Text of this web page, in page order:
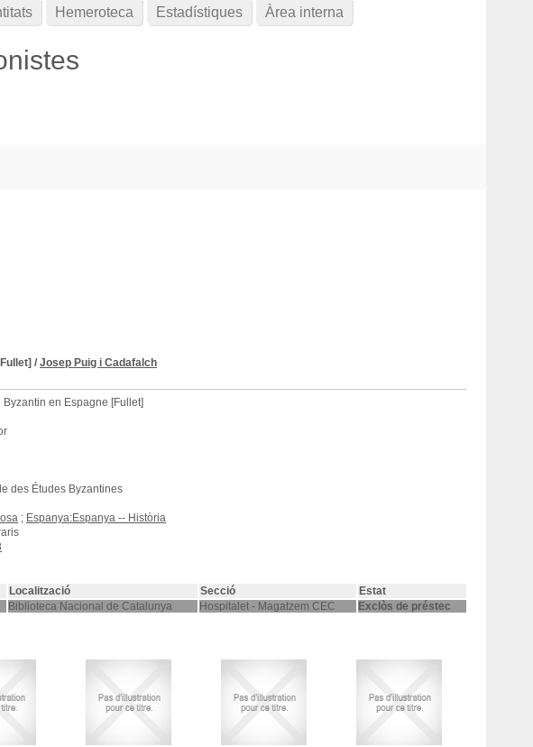
/ Josep Puig i Cadafalch
en Espagne [Fullet]
des Études Byzantines
; Espanya:Espanya -- Història
Localització Secció
Estat
Biblioteca Nacional de Catalunya Hospitalet - Magatzem CEC Exclòs de préstec
Hemeroteca Estadístiques Àrea interna